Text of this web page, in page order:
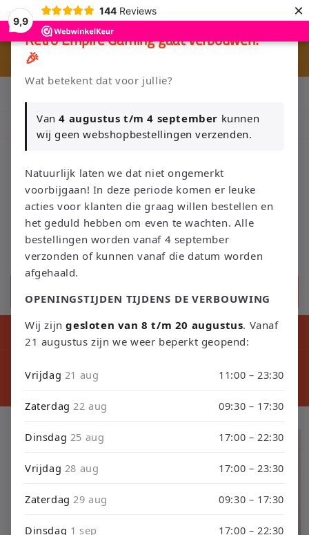
9,9
144 Reviews ×
Meteen
naar de
content
Klik Hier en Verkoop je Game of TCG collectie aan Retro Empire
Nieuw: zoek je Magic-deck automatisch op in onze voorraad.
Winkelwagen
Kortingscode tijdens ons verbouwing10% Korting op Games en
Consoles : Verbouwing2026
⚠️ PLEASE NOTE: Orders placed from August 4 through
September 3 will be shipped on September 4 due to our
direct naar
Retro Empire Gaming gaat verbouwen!
🎉
Wat betekent dat voor jullie?
Van4 augustus t/m 4 september kunnen
wij geen webshopbestellingen verzenden.
Natuurlijk laten we dat niet ongemerkt
voorbijgaan! In deze periode komen er leuke
acties voor klanten die graag willen bestellen en
het geduld hebben om even te wachten. Alle
bestellingen worden vanaf 4 september
verzonden of kunnen vanaf die datum worden
afgehaald.
OPENINGSTIJDEN TIJDENS DE VERBOUWING
Wij zijngesloten van 8 t/m 20 augustus. Vanaf
21 augustus zijn we weer beperkt geopend:
Vrijdag 21 aug 11:00 – 23:30
Zaterdag22 aug 09:30 – 17:30
Dinsdag 25 aug 17:00 – 22:30
Vrijdag 28 aug 17:00 – 23:30
Zaterdag29 aug 09:30 – 17:30
Dinsdag 1 sep 17:00 – 22:30